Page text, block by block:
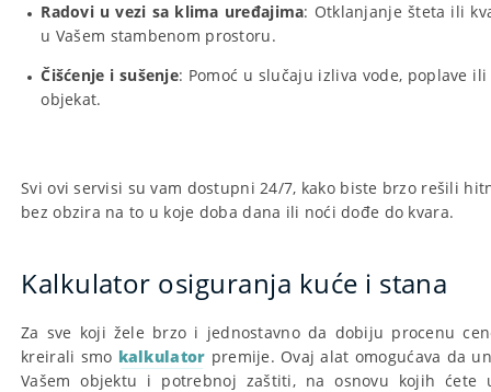
Radovi u vezi sa klima uređajima: Otklanjanje šteta ili
u Vašem stambenom prostoru.
Čišćenje i sušenje: Pomoć u slučaju izliva vode, poplave
objekat.
Svi ovi servisi su vam dostupni 24/7, kako biste brzo rešili
bez obzira na to u koje doba dana ili noći dođe do kvara.
Kalkulator osiguranja kuće i stana
Za sve koji žele brzo i jednostavno da dobiju procenu
kreirali smo kalkulator premije. Ovaj alat omogućava da
Vašem objektu i potrebnoj zaštiti, na osnovu kojih ćete